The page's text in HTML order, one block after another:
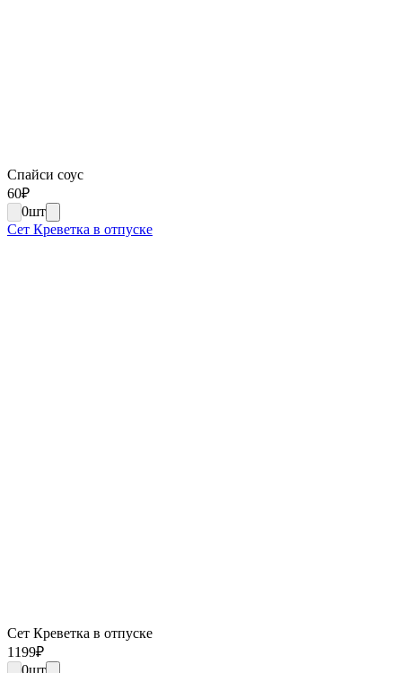
Спайси соус
60₽
0шт
Сет Креветка в отпуске
Сет Креветка в отпуске
1199₽
0шт